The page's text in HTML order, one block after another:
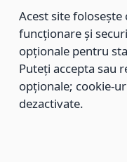
Municipal Braşov
564/29.11.2013
Titlu: Completarea şi
care s-a aprobat
Acest site
funcționare și
opționale pentru
Puteți accepta sau
opționale; cookie-
dezactivate.